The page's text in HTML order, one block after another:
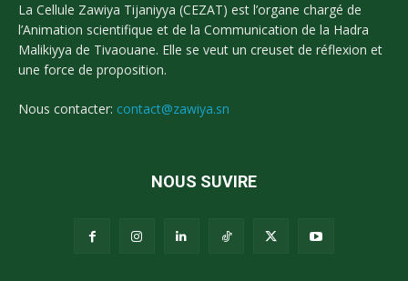
La Cellule Zawiya Tijaniyya (CEZAT) est l’organe chargé de
l’Animation scientifique et de la Communication de la Hadra
Malikiyya de Tivaouane. Elle se veut un creuset de réflexion et
une force de proposition.
Nous contacter: contact@zawiya.sn
NOUS SUVIRE